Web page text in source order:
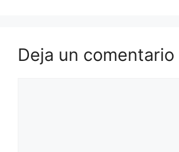
Deja un comentario